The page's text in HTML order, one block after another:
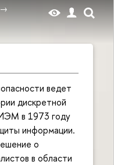
ведет
дискретной
в 1973 году
информации.
о
в области